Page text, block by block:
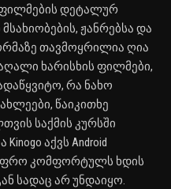
ფილმების დეტალურ
ჟანრებსა და
თავმოყრილია ღია
ხარისხის ფილმები,
რა ნახო
წაიკითხე
საქმის კურსში
აქვს Android
კომფორტულს ხდის
სადაც არ უნდაიყო.